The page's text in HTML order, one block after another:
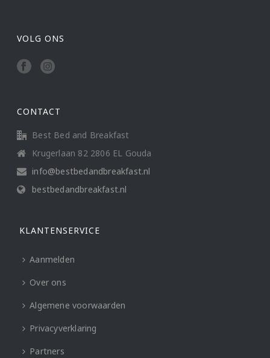
VOLG ONS
CONTACT
Best Bed and Breakfast
Krugerlaan 82 2806 EL Gouda
info@bestbedandbreakfast.nl
bestbedandbreakfast.nl
KLANTENSERVICE
Aanmelden
Over ons
Algemene voorwaarden
Privacyverklaring
Partners